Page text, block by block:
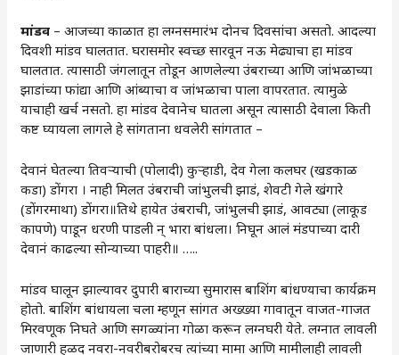
मांडव – आजच्या काळात हा लग्नसमारंभ दोनच दिवसांचा असतो. आदल्या
दिवशी मांडव घालतात. घरासमोर स्वच्छ सारवून नऊ मेढ्याचा हा मांडव
घालतात. त्यासाठी जंगलातून तोडून आणलेल्या उंबराच्या आणि जांभळाच्या
झाडांच्या फांद्या आणि आंब्याचा व जांभळाचा पाला वापरतात. त्यामुळे
याचाही खर्च नसतो. हा मांडव देवानेच घातला असून त्यासाठी देवाला किती
कष्ट घ्यायला लागले हे सांगताना धवलेरी सांगतात –
देवानं घेतल्या तिवर्‍याची (पोलादी) कुर्‍हाडी, देव गेला कलघर (खडकाळ
कडा) डोंगरा । नाही मिलत उंबराची जांभुलची झाडं, शेवटी गेले खंगारे
(डोंगरमाथा) डोंगरा॥तिथे हायेत उंबराची, जांभुलची झाडं, आवट्या (लाकूड
कापणे) पाडून धरणी पाडली न् भारा बांधला। निघून आलं मंडपाच्या दारी
देवानं काढल्या सोन्याच्या पाहरी॥ …..
मांडव घालून झाल्यावर दुपारी बाराच्या सुमारास बाशिंग बांधण्याचा कार्यक्रम
होतो. बाशिंग बांधायला चला म्हणून सांगत अख्ख्या गावातून वाजत-गाजत
मिरवणूक निघते आणि सगळ्यांना गोळा करून लग्नघरी येते. लग्नात लावली
जाणारी हळद नवरा-नवरीबरोबरच त्यांच्या मामा आणि मामीलाही लावली